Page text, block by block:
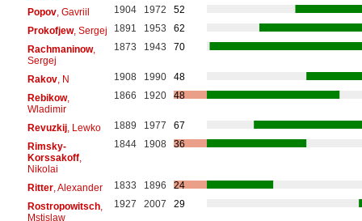
Popov, Gavriil 1904 1972
52
Prokofjew, Sergej 1891 1953
62
Rachmaninow,
Sergej
1873 1943 70
Rakov, N 1908 1990
48
Rebikow,
Wladimir
1866 1920 48
Revuzkij, Lewko 1889 1977
67
Rimsky-
Korssakoff,
Nikolai
1844 1908 36
Ritter, Alexander 1833 1896
24
Rostropowitsch,
Mstislaw
1927 2007 29